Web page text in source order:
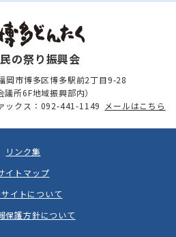
の祭り振興会
岡市博多区博多駅前2丁目9-28
議所6F地域振興部内）
ックス：092-441-1149 メールはこちら
リンク集
イトマップ
イトについて
保護方針について